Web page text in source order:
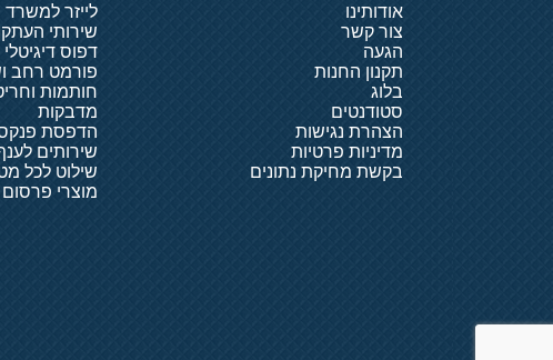
אודותינו
צור קשר
הגעה
תקנון החנות
בלוג
סטודנטים
הצהרת נגישות
מדיניות פרטיות
בקשת מחיקת נתונים
לייזר למשרד
שירותי
דפוס דיגיטלי
פורמט רחב
חותמות
מדבקות
הדפסת
שירותים
שילוט לכל
מוצרי